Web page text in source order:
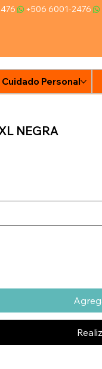
Cuidado Personal
NEGRA